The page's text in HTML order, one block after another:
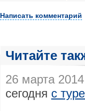
Написать комментарий
Читайте
26 марта
сегодня с